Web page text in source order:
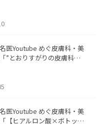
医Youtube めぐ皮膚科・美
”とおりすがりの皮膚科
医Youtube めぐ皮膚科・美
【ヒアルロン酸×ボトック